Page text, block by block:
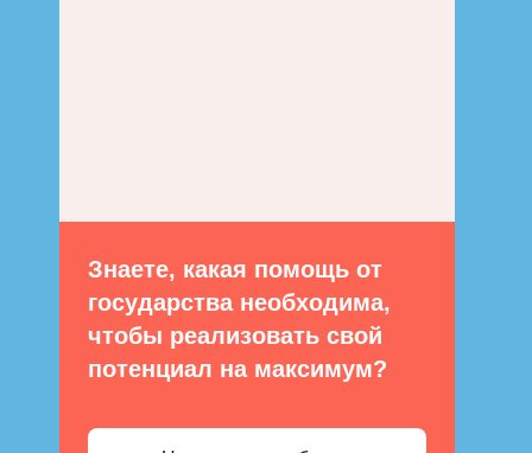
Знаете, какая помощь от
государства необходима,
чтобы реализовать свой
потенциал на максимум?